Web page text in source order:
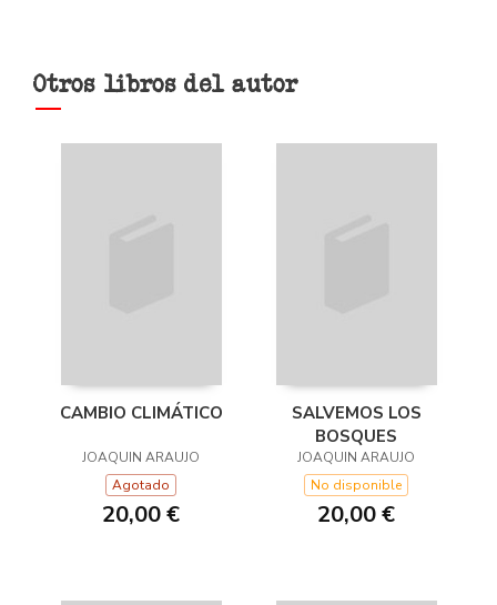
Otros libros del autor
CAMBIO CLIMÁTICO
JOAQUIN ARAUJO
Agotado
20,00 €
SALVEMOS LOS
BOSQUES
JOAQUIN ARAUJO
No disponible
20,00 €